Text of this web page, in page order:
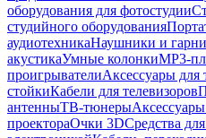
оборудования для фотостудии
студийного оборудования
аудиотехникаНаушники и
акустикаУмные колонкиMP3-
проигрывателиАксессуары для
стойкиКабели для телевизоров
антенныТВ-тюнеры
проектораОчки 3DСредства